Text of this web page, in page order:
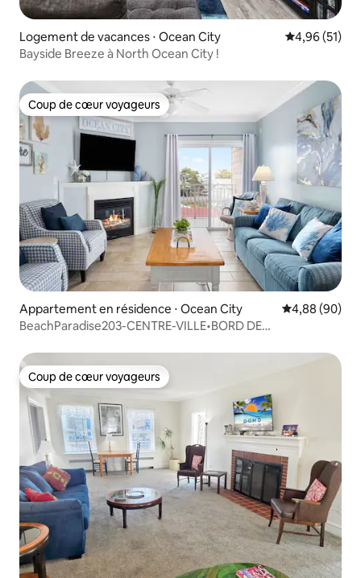
Logement de vacances ⋅ Ocean City Évaluation
4,96 (51)
Bayside Breeze à North Ocean City !
Coup de cœur voyageurs
Coup de cœur voyageurs
Appartement en résidence ⋅ Ocean City Évaluation
4,88 (90)
BeachParadise203-CENTRE-VILLE•BORD DE
Coup de cœur voyageurs
Coup de cœur voyageurs